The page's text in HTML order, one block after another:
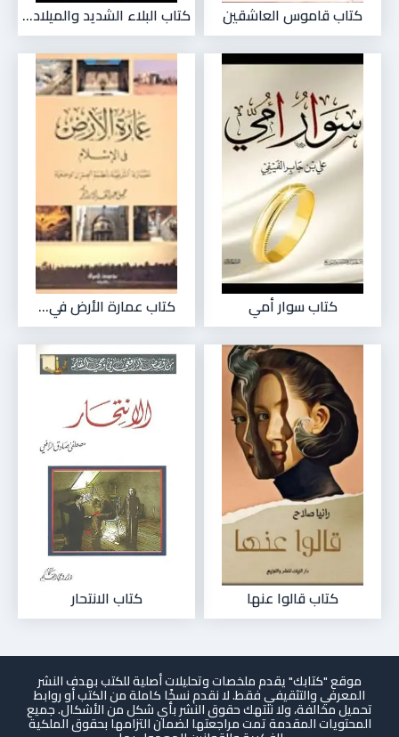
كتاب قاموس العاشقين كتاب البلاء الشديد والميلاد...
كتاب سوار أمي كتاب عمارة الأرض في...
كتاب قالوا عنها كتاب الانتحار
موقع "كتابك" يقدم ملخصات وتحليلات أصلية للكتب بهدف النشر
المعرفي والتثقيفي فقط. لا نقدم نسخًا كاملة من الكتب أو روابط
تحميل مخالفة، ولا ننتهك حقوق النشر بأي شكل من الأشكال. جميع
المحتويات المقدمة تمت مراجعتها لضمان التزامها بحقوق الملكية